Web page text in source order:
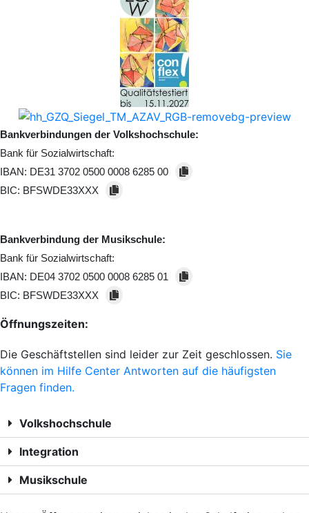
Bankverbindungen der Volkshochschule:
Bank für Sozialwirtschaft:
IBAN: DE31 3702 0500 0008 6285 00
BIC: BFSWDE33XXX
Bankverbindung der Musikschule:
Bank für Sozialwirtschaft:
IBAN: DE04 3702 0500 0008 6285 01
BIC: BFSWDE33XXX
Öffnungszeiten:
Die Geschäftstellen sind leider zur Zeit geschlossen. Sie
können im Hilfe Center Antworten auf die häufigsten
Fragen finden.
Volkshochschule
Integration
Musikschule